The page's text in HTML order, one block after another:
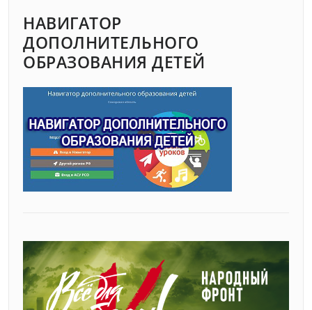
НАВИГАТОР
ДОПОЛНИТЕЛЬНОГО
ОБРАЗОВАНИЯ ДЕТЕЙ